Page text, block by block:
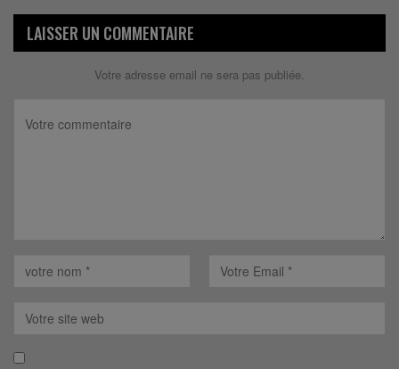
LAISSER UN COMMENTAIRE
Votre adresse email ne sera pas publiée.